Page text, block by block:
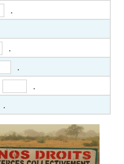
.
.
.
.
.